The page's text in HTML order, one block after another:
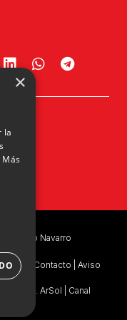
402
Pueblo Navarro
de Contacto
Aviso
ArSol
Canal
×
la
Más